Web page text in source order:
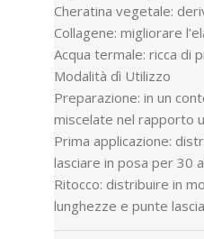
Cheratina vegetale:
Collagene: migliorare
Acqua termale: ricca di
Modalità dì Utilizzo
Preparazione: in un
miscelate nel rapporto
Prima applicazione:
lasciare in posa per 30
Ritocco: distribuire in
lunghezze e punte